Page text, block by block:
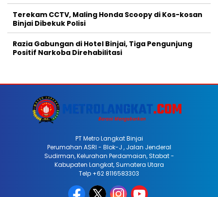
Terekam CCTV, Maling Honda Scoopy di Kos-kosan
Binjai Dibekuk Polisi
Razia Gabungan di Hotel Binjai, Tiga Pengunjung
Positif Narkoba Direhabilitasi
PT Metro Langkat Binjai
Perumahan ASRI - Blok-J , Jalan Jenderal
Sudirman, Kelurahan Perdamaian, Stabat -
Kabupaten Langkat, Sumatera Utara
Telp +62 8116583303